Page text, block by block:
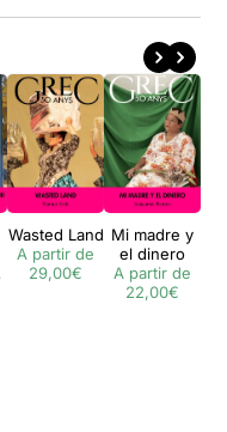
Wasted Land
A partir de
29,00€
Mi madre y
el dinero
A partir de
22,00€